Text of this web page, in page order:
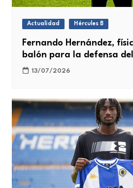
Actualidad Hércules B
Fernando Hernández,
balón para la defensa del
13/07/2026